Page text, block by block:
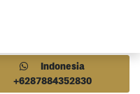
Indonesia
+6287884352830